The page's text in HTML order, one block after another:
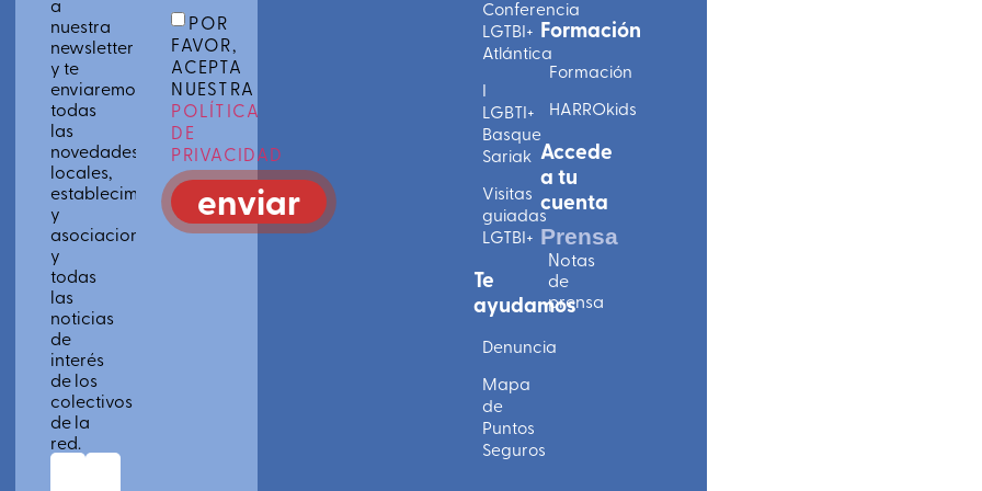
nuestra
newsletter
y te
enviaremos
todas
las
novedades
locales,
establecimientos
y
asociaciones
y
todas
las
noticias
de
interés
de los
colectivos
de la
red.
POR
FAVOR,
ACEPTA
NUESTRA
POLÍTICA
DE
PRIVACIDAD
enviar
Conferencia
LGTBI+
Atlántica
I
LGBTI+
Basque
Sariak
Visitas
guiadas
LGTBI+
Te
ayudamos
Denuncia
Mapa
de
Puntos
Seguros
Formación
Formación
HARROkids
Accede
a tu
cuenta
Prensa
Notas
de
prensa